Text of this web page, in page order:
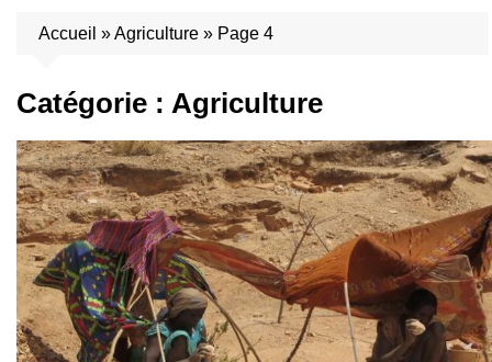
Accueil »Agriculture » Page 4
Catégorie : Agriculture